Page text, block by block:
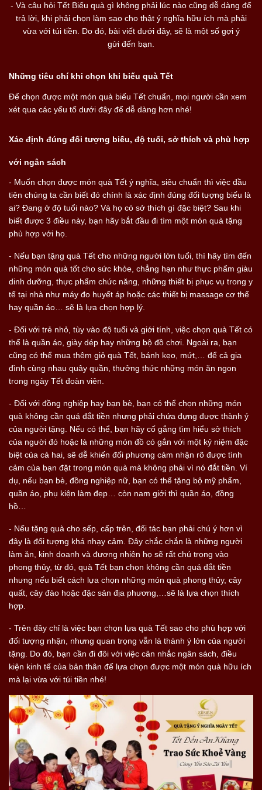
- Và câu hỏi Tết Biếu quà gì không phải lúc nào cũng dễ dàng để
trả lời, khi phải chọn làm sao cho thật ý nghĩa hữu ích mà phải
vừa với túi tiền. Do đó, bài viết dưới đây, sẽ là một số gợi ý
gửi đến bạn.
Những tiêu chí khi chọn khi biếu quà Tết
Để chọn được một món quà biếu Tết chuẩn, mọi người cần xem
xét qua các yếu tố dưới đây để dễ dàng hơn nhé!
Xác định đúng đối tượng biếu, độ tuổi, sở thích và phù hợp
với ngân sách
- Muốn chọn được món quà Tết ý nghĩa, siêu chuẩn thì việc đầu
tiên chúng ta cần biết đó chính là xác định đúng đối tượng biếu là
ai? Đang ở độ tuổi nào? Và họ có sở thích gì đặc biệt? Sau khi
biết được 3 điều này, bạn hãy bắt đầu đi tìm một món quà tặng
phù hợp với họ.
- Nếu bạn tặng quà Tết cho những người lớn tuổi, thì hãy tìm đến
những món quà tốt cho sức khỏe, chẳng hạn như thực phẩm giàu
dinh dưỡng, thực phẩm chức năng, những thiết bị phục vụ trong y
tế tại nhà như máy đo huyết áp hoặc các thiết bị massage cơ thể
hay quần áo… sẽ là lựa chọn hợp lý.
- Đối với trẻ nhỏ, tùy vào độ tuổi và giới tính, việc chọn quà Tết có
thể là quần áo, giày dép hay những bộ đồ chơi. Ngoài ra, bạn
cũng có thể mua thêm giỏ quà Tết, bánh kẹo, mứt,… để cả gia
đình cùng nhau quây quần, thưởng thức những món ăn ngon
trong ngày Tết đoàn viên.
- Đối với đồng nghiệp hay bạn bè, bạn có thể chọn những món
quà không cần quá đắt tiền nhưng phải chứa đựng được thành ý
của người tặng. Nếu có thể, bạn hãy cố gắng tìm hiểu sở thích
của người đó hoặc là những món đồ có gắn với một kỷ niệm đặc
biệt của cả hai, sẽ dễ khiến đối phương cảm nhận rõ được tình
cảm của bạn đặt trong món quà mà không phải vì nó đắt tiền. Ví
dụ, nếu bạn bè, đồng nghiệp nữ, bạn có thể tặng bộ mỹ phẩm,
quần áo, phụ kiện làm đẹp… còn nam giới thì quần áo, đồng
hồ…
- Nếu tặng quà cho sếp, cấp trên, đối tác bạn phải chú ý hơn vì
đây là đối tượng khá nhạy cảm. Đây chắc chắn là những người
làm ăn, kinh doanh và đương nhiên họ sẽ rất chú trọng vào
phong thủy, từ đó, quà Tết bạn chọn không cần quá đắt tiền
nhưng nếu biết cách lựa chọn những món quà phong thủy, cây
quất, cây đào hoặc đặc sản địa phương,…sẽ là lựa chọn thích
hợp.
- Trên đây chỉ là việc bạn chọn lựa quà Tết sao cho phù hợp với
đối tượng nhận, nhưng quan trọng vẫn là thành ý lớn của người
tặng. Do đó, bạn cần đi đôi với việc cân nhắc ngân sách, điều
kiện kinh tế của bản thân để lựa chọn được một món quà hữu ích
mà lại vừa với túi tiền nhé!